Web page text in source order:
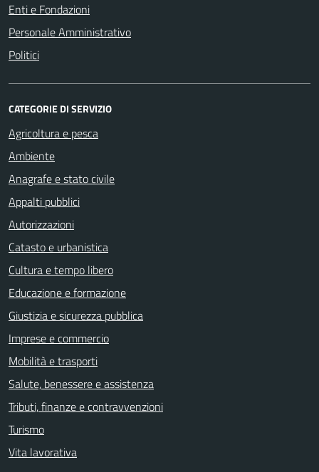
Enti e Fondazioni
Personale Amministrativo
Politici
CATEGORIE DI SERVIZIO
Agricoltura e pesca
Ambiente
Anagrafe e stato civile
Appalti pubblici
Autorizzazioni
Catasto e urbanistica
Cultura e tempo libero
Educazione e formazione
Giustizia e sicurezza pubblica
Imprese e commercio
Mobilità e trasporti
Salute, benessere e assistenza
Tributi, finanze e contravvenzioni
Turismo
Vita lavorativa